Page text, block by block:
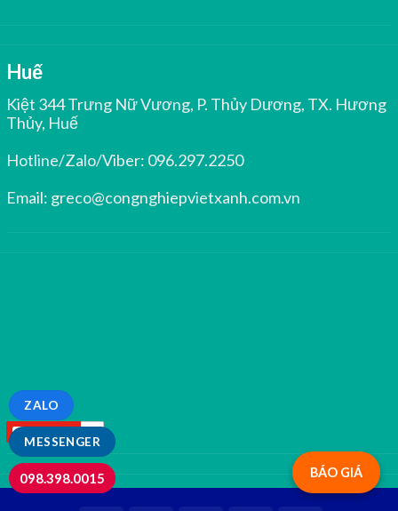
MESSENGER
ZALO
098.398.0015
Huế
Kiệt 344 Trưng Nữ Vương, P. Thủy Dương, TX. Hương
Thủy, Huế
Hotline/Zalo/Viber: 096.297.2250
Email: greco@congnghiepvietxanh.com.vn
BÁO GIÁ